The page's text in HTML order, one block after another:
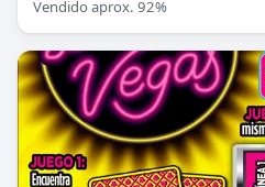
Vendido aprox. 92%